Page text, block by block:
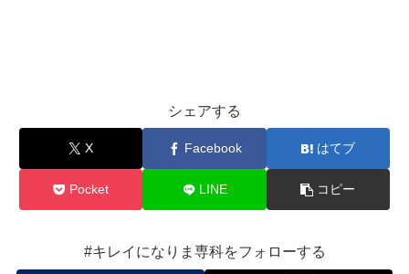
シェアする
X Facebook はてブ
Pocket LINE コピー
#キレイになりま専科をフォローする